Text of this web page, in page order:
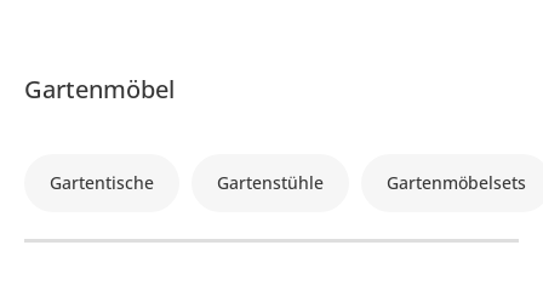
Gartenmöbel
Gartentische Gartenstühle Gartenmöbelsets